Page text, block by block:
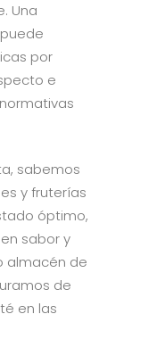
Una
por
e
sabemos
y fruterías
óptimo,
sabor y
almacén de
de
en las